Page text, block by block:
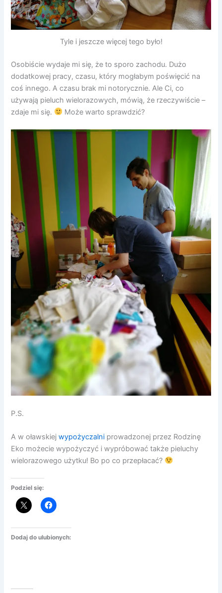
Tyle i jeszcze więcej tego było!
Osobiście wydaje mi się, że to sporo zachodu. Dużo
dodatkowej pracy, czasu, który mogłabym poświęcić na
coś innego. A czasu brak mi notorycznie. Ale Ci, co
używają pieluch wielorazowych, mówią, że rzeczywiście –
zdaje mi się.
Może warto sprawdzić?
P.S.
A w oławskiejwypożyczalni prowadzonej przez Rodzinę
Eko możecie wypożyczyć i wypróbować także pieluchy
wielorazowego użytku! Bo po co przepłacać?
Podziel się:
Dodaj do ulubionych: